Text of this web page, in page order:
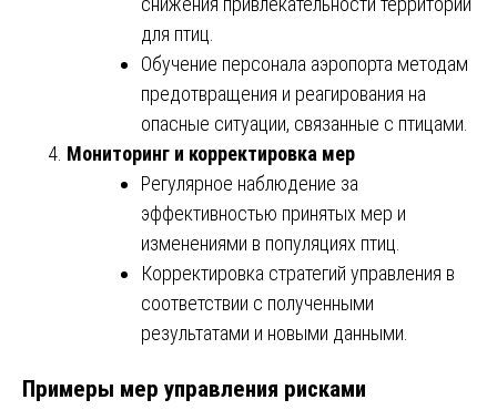
для птиц.
Обучение персонала аэропорта методам
предотвращения и реагирования на
опасные ситуации, связанные с птицами.
Мониторинг и корректировка мер
Регулярное наблюдение за
эффективностью принятых мер и
изменениями в популяциях птиц.
Корректировка стратегий управления в
соответствии с полученными
результатами и новыми данными.
Примеры мер управления рисками